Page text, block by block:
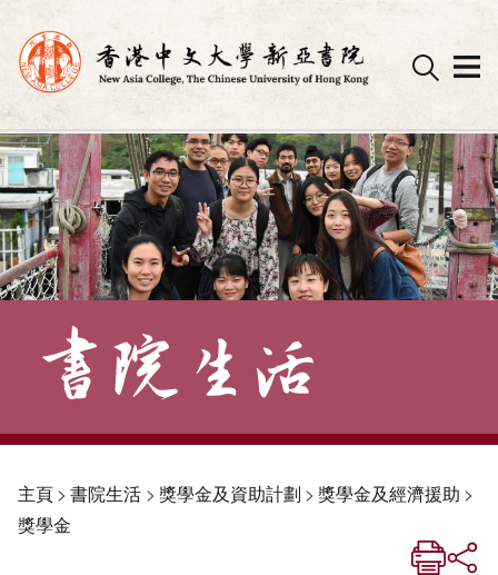
Skip
to
content
主頁> 書院生活 > 獎學金及資助計劃 > 獎學金及經濟援助 >
獎學金